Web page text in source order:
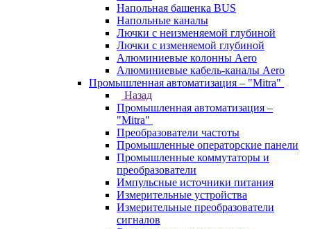
Напольная башенка BUS
Напольные каналы
Лючки с неизменяемой глубиной
Лючки с изменяемой глубиной
Алюминиевые колонны Aero
Алюминиевые кабель-каналы Aero
Промышленная автоматизация – "Mitra"
Назад
Промышленная автоматизация –
"Mitra"
Преобразователи частоты
Промышленные операторские панели
Промышленные коммутаторы и
преобразователи
Импульсные источники питания
Измерительные устройства
Измерительные преобразователи
сигналов